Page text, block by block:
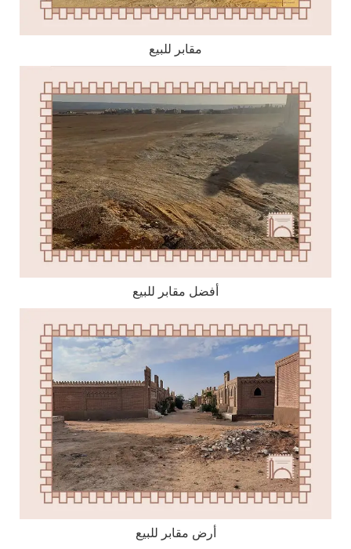
مقابر للبيع
أفضل مقابر للبيع
أرض مقابر للبيع